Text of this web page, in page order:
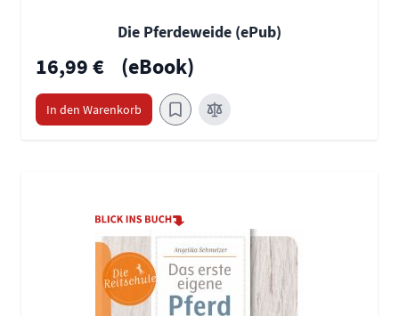
Die Pferdeweide (ePub)
16,99 € (eBook)
In den Warenkorb